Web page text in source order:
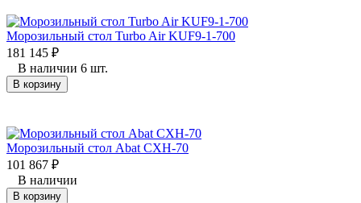
Морозильный стол Turbo Air KUF9-1-700
181 145 ₽
В наличии 6 шт.
В корзину
Морозильный стол Abat СХН-70
101 867 ₽
В наличии
В корзину